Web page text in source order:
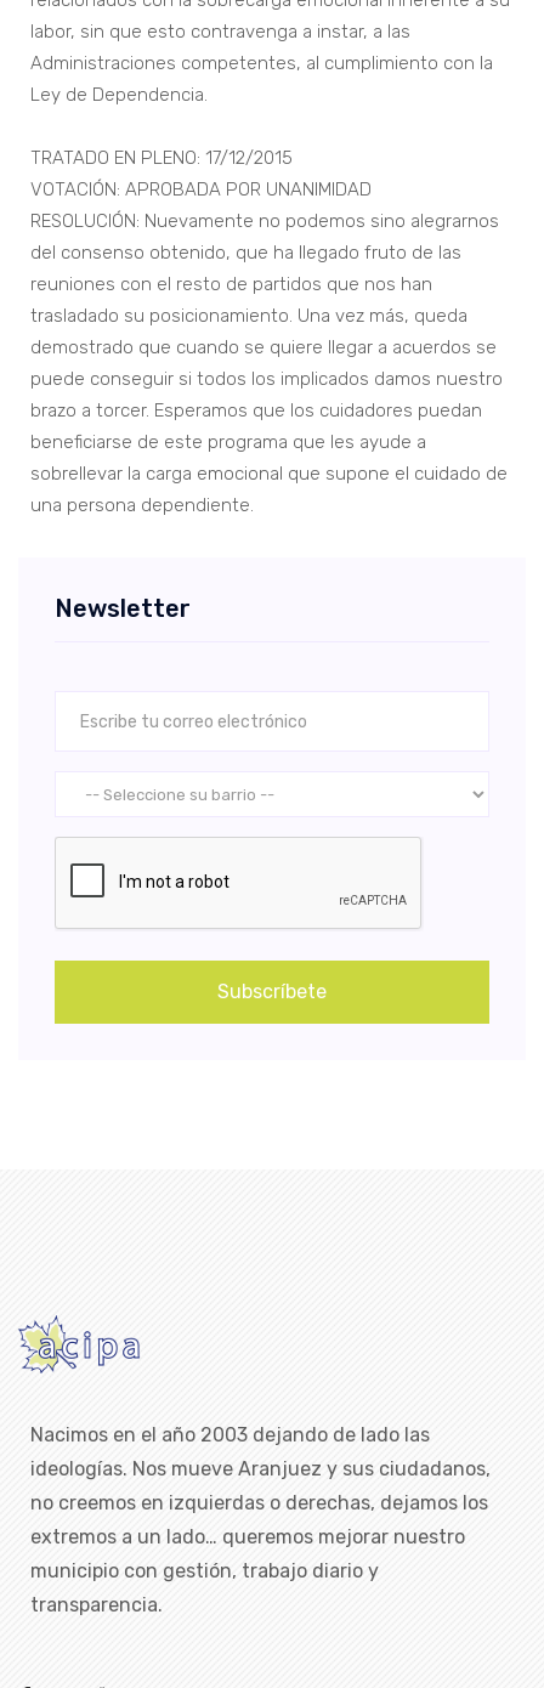
labor, sin que esto contravenga a instar, a las
Administraciones competentes, al cumplimiento con la
Ley de Dependencia.
TRATADO EN PLENO: 17/12/2015
VOTACIÓN: APROBADA POR UNANIMIDAD
RESOLUCIÓN: Nuevamente no podemos sino alegrarnos
del consenso obtenido, que ha llegado fruto de las
reuniones con el resto de partidos que nos han
trasladado su posicionamiento. Una vez más, queda
demostrado que cuando se quiere llegar a acuerdos se
puede conseguir si todos los implicados damos nuestro
brazo a torcer. Esperamos que los cuidadores puedan
beneficiarse de este programa que les ayude a
sobrellevar la carga emocional que supone el cuidado de
una persona dependiente.
Newsletter
Subscríbete
Nacimos en el año 2003 dejando de lado las
ideologías. Nos mueve Aranjuez y sus ciudadanos,
no creemos en izquierdas o derechas, dejamos los
extremos a un lado… queremos mejorar nuestro
municipio con gestión, trabajo diario y
transparencia.